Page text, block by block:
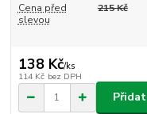
Cena před
slevou
215 Kč
138 Kč/ks
114 Kč bez DPH